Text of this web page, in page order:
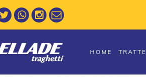
HOME TRATTE